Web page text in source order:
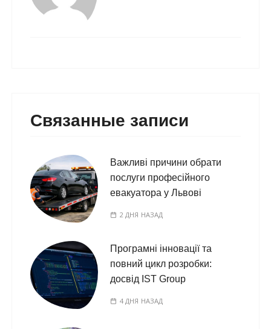
Связанные записи
Важливі причини обрати
послуги професійного
евакуатора у Львові
2 ДНЯ НАЗАД
Програмні інновації та
повний цикл розробки:
досвід IST Group
4 ДНЯ НАЗАД